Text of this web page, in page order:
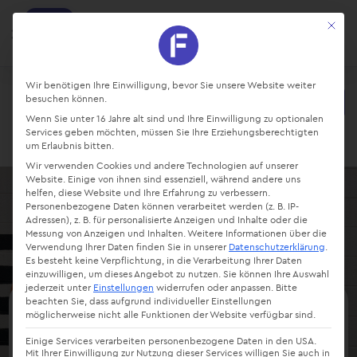
Projekte und Aufgaben managen
Kostenlos - Bei Google Play
Ansehen
Login
Von Aufzählungen zu
factro Aufgaben &
Mit
Datenschutz-Präferenz
Wir benötigen Ihre Einwilligung, bevor Sie unsere Website weiter
besuchen können.
Wenn Sie unter 16 Jahre alt sind und Ihre Einwilligung zu optionalen
Services geben möchten, müssen Sie Ihre Erziehungsberechtigten
um Erlaubnis bitten.
Wir verwenden Cookies und andere Technologien auf unserer
Website. Einige von ihnen sind essenziell, während andere uns
helfen, diese Website und Ihre Erfahrung zu verbessern.
Personenbezogene Daten können verarbeitet werden (z. B. IP-
Adressen), z. B. für personalisierte Anzeigen und Inhalte oder die
Messung von Anzeigen und Inhalten.Weitere Informationen über die
Verwendung Ihrer Daten finden Sie in unserer Datenschutzerklärung.
Es besteht keine Verpflichtung, in die Verarbeitung Ihrer Daten
einzuwilligen, um dieses Angebot zu nutzen. Sie können Ihre Auswahl
jederzeit unter Einstellungen widerrufen oder anpassen. Bitte
beachten Sie, dass aufgrund individueller Einstellungen
möglicherweise nicht alle Funktionen der Website verfügbar sind.
Einige Services verarbeiten personenbezogene Daten in den USA.
Mit Ihrer Einwilligung zur Nutzung dieser Services willigen Sie auch in